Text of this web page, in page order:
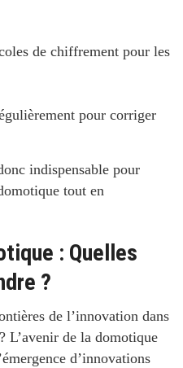
de chiffrement pour les
pour corriger
indispensable pour
tout en
: Quelles
?
de l’innovation dans
L’avenir de la domotique
d’innovations